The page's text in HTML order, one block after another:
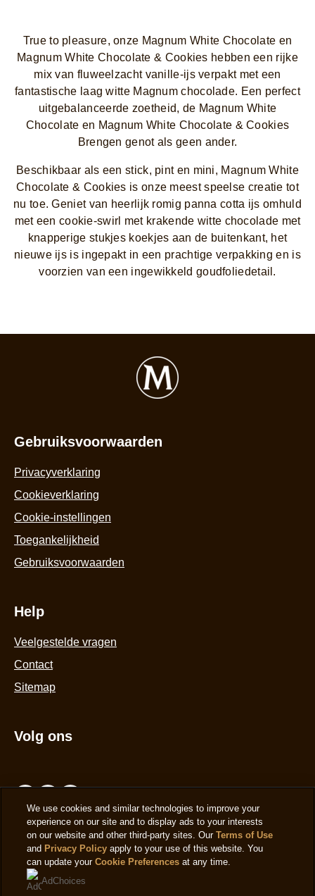
True to pleasure, onze Magnum White Chocolate en
Magnum White Chocolate & Cookies hebben een rijke
mix van fluweelzacht vanille-ijs verpakt met een
fantastische laag witte Magnum chocolade. Een perfect
uitgebalanceerde zoetheid, de Magnum White
Chocolate en Magnum White Chocolate & Cookies
Brengen genot als geen ander.
Beschikbaar als een stick, pint en mini, Magnum White
Chocolate & Cookies is onze meest speelse creatie tot
nu toe. Geniet van heerlijk romig panna cotta ijs omhuld
met een cookie-swirl met krakende witte chocolade met
knapperige stukjes koekjes aan de buitenkant, het
nieuwe ijs is ingepakt in een prachtige verpakking en is
voorzien van een ingewikkeld goudfoliedetail.
Gebruiksvoorwaarden
Privacyverklaring
Cookieverklaring
Cookie-instellingen
Toegankelijkheid
Gebruiksvoorwaarden
Help
Veelgestelde vragen
Contact
Sitemap
Volg ons
Locatie
Netherland
We use cookies and similar technologies to improve your
experience on our site and to display ads to your interests
on our website and other third-party sites. OurTerms of Use
and Privacy Policy apply to your use of this website. You
can update yourCookie Preferences at any time.
AdChoices